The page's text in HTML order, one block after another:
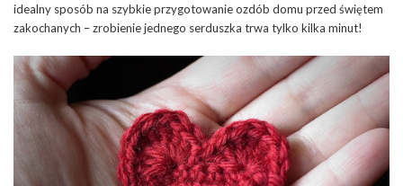
idealny sposób na szybkie przygotowanie ozdób domu przed świętem
zakochanych – zrobienie jednego serduszka trwa tylko kilka minut!